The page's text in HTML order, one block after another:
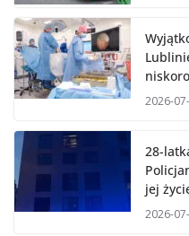
2026-
28-
jej
2026-